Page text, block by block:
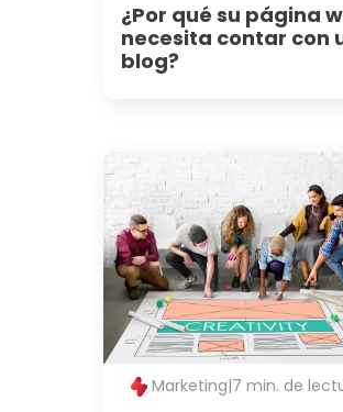
¿Por qué su página
necesita contar con
blog?
Marketing|7 min. de